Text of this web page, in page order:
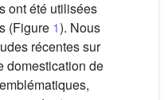
ont été utilisées
(Figure 1). Nous
récentes sur
domestication de